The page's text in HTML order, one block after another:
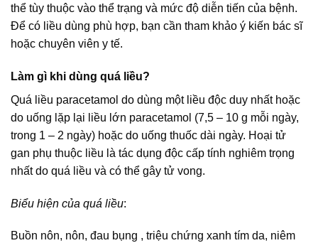
thể tùy thuộc vào thể trạng và mức độ diễn tiến của bệnh.
Để có liều dùng phù hợp, bạn cần tham khảo ý kiến bác sĩ
hoặc chuyên viên y tế.
Làm gì khi dùng quá liều?
Quá liều paracetamol do dùng một liều độc duy nhất hoặc
do uống lặp lại liều lớn paracetamol (7,5 – 10 g mỗi ngày,
trong 1 – 2 ngày) hoặc do uống thuốc dài ngày. Hoại tử
gan phụ thuộc liều là tác dụng độc cấp tính nghiêm trọng
nhất do quá liều và có thể gây tử vong.
Biểu hiện của quá liều:
Buồn nôn, nôn, đau bụng , triệu chứng xanh tím da, niêm